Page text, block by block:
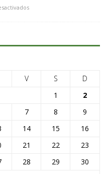
V S
D
1
2
7 8
9
14 15
16
21 22
23
28 29
30